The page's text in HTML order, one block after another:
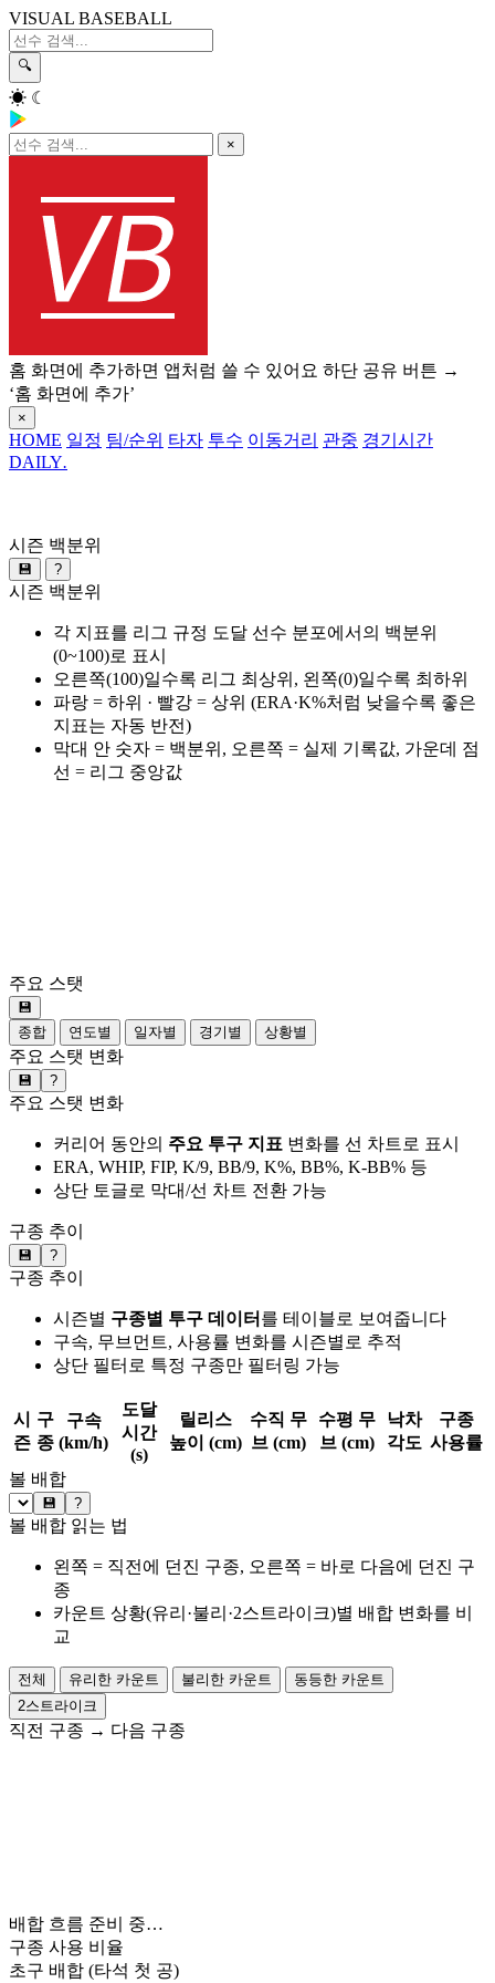
VISUAL BASEBALL
🔍
☀ ☾
×
홈 화면에 추가하면 앱처럼 쓸 수 있어요 하단 공유 버튼 →
‘홈 화면에 추가’
×
HOME 일정 팀/순위 타자 투수 이동거리 관중 경기시간
DAILY.
시즌 백분위
💾 ?
시즌 백분위
각 지표를 리그 규정 도달 선수 분포에서의 백분위
(0~100)로 표시
오른쪽(100)일수록 리그 최상위, 왼쪽(0)일수록 최하위
파랑 = 하위 · 빨강 = 상위 (ERA·K%처럼 낮을수록 좋은
지표는 자동 반전)
막대 안 숫자 = 백분위, 오른쪽 = 실제 기록값, 가운데 점
선 = 리그 중앙값
주요 스탯
💾
종합
연도별 일자별 경기별 상황별
주요 스탯 변화
💾 ?
주요 스탯 변화
커리어 동안의 주요 투구 지표 변화를 선 차트로 표시
ERA, WHIP, FIP, K/9, BB/9, K%, BB%, K-BB% 등
상단 토글로 막대/선 차트 전환 가능
구종 추이
💾 ?
구종 추이
시즌별 구종별 투구 데이터 를 테이블로 보여줍니다
구속, 무브먼트, 사용률 변화를 시즌별로 추적
상단 필터로 특정 구종만 필터링 가능
시
즌
구
종
구속
(km/h)
도달
시간
(s)
릴리스
높이 (cm)
수직 무
브 (cm)
수평 무
브 (cm)
낙차
각도
구종
사용률
볼 배합
💾 ?
볼 배합 읽는 법
왼쪽 = 직전에 던진 구종, 오른쪽 = 바로 다음에 던진 구
종
카운트 상황(유리·불리·2스트라이크)별 배합 변화를 비
교
전체 유리한 카운트 불리한 카운트
동등한 카운트
2스트라이크
직전 구종 → 다음 구종
배합 흐름 준비 중…
구종 사용 비율
초구 배합 (타석 첫 공)